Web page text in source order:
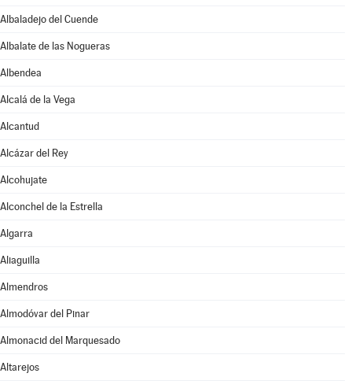
Albaladejo del Cuende
Albalate de las Nogueras
Albendea
Alcalá de la Vega
Alcantud
Alcázar del Rey
Alcohujate
Alconchel de la Estrella
Algarra
Aliaguilla
Almendros
Almodóvar del Pinar
Almonacid del Marquesado
Altarejos